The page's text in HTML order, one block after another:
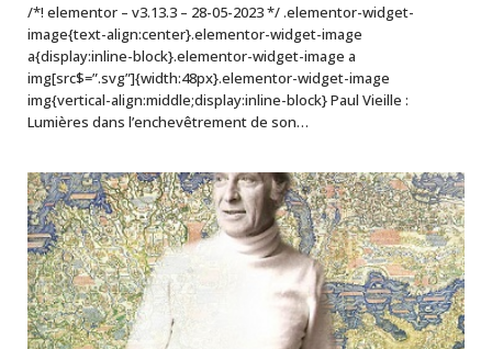
/*! elementor – v3.13.3 – 28-05-2023 */ .elementor-widget-
image{text-align:center}.elementor-widget-image
a{display:inline-block}.elementor-widget-image a
img[src$=”.svg”]{width:48px}.elementor-widget-image
img{vertical-align:middle;display:inline-block} Paul Vieille :
Lumières dans l’enchevêtrement de son…